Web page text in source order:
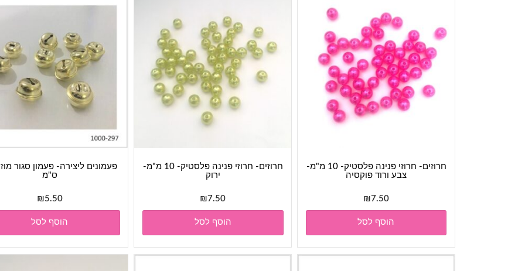
ס"מ
₪5.50
הוסף לסל
חרוזים- חרוזי פנינה פלסטיק- 10 מ"מ-
ירוק
₪7.50
הוסף לסל
חרוזים- חרוזי פנינה פלסטיק- 10 מ"מ-
צבע ורוד פוקסיה
₪7.50
הוסף לסל